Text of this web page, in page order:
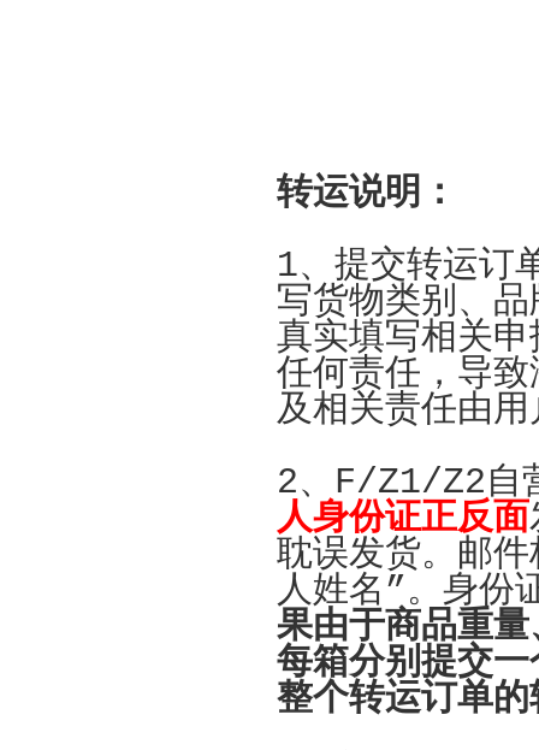
转运说明：
1、提交转运订
写货物类别、
真实填写相关
任何责任，导
及相关责任由
2、F/Z1/Z2自
人身份证正反面
耽误发货。邮
人姓名”。身份
果由于商品重
每箱分别提交
整个转运订单